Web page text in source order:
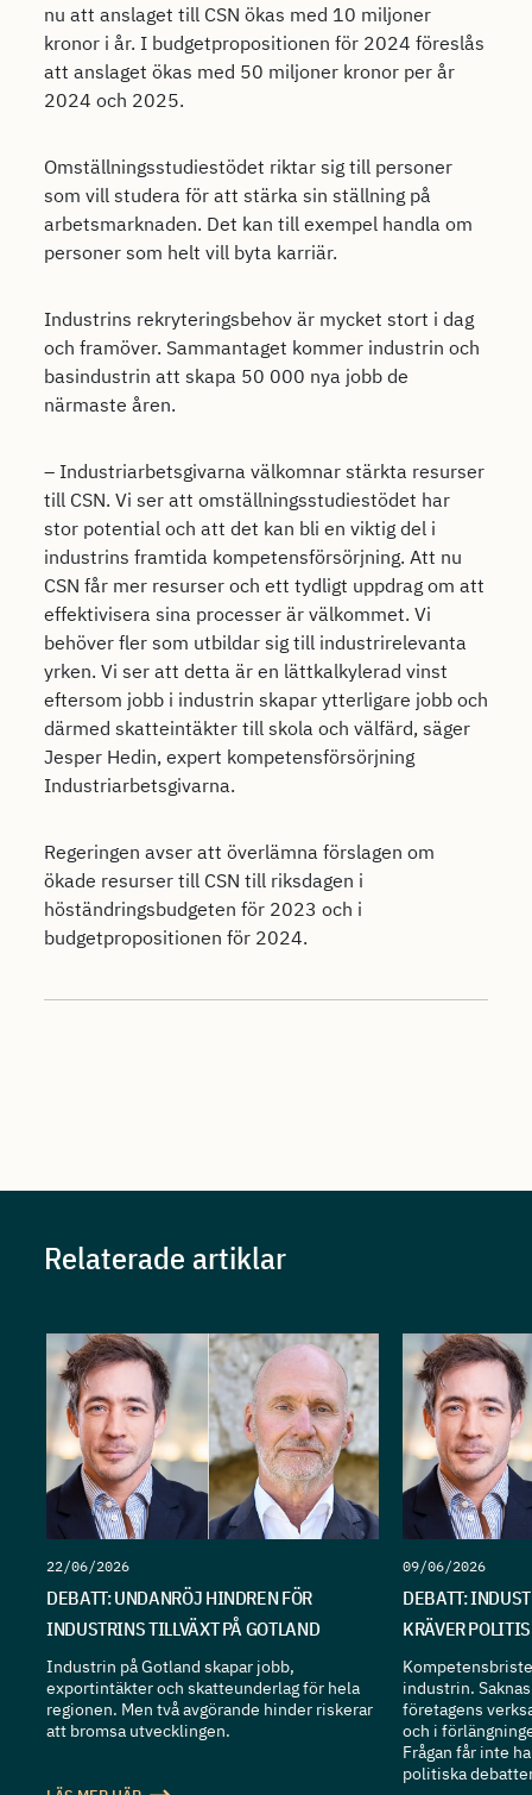
nu att anslaget till CSN ökas med 10 miljoner
kronor i år. I budgetpropositionen för 2024 föreslås
att anslaget ökas med 50 miljoner kronor per år
2024 och 2025.
Omställningsstudiestödet riktar sig till personer
som vill studera för att stärka sin ställning på
arbetsmarknaden. Det kan till exempel handla om
personer som helt vill byta karriär.
Industrins rekryteringsbehov är mycket stort i dag
och framöver. Sammantaget kommer industrin och
basindustrin att skapa 50 000 nya jobb de
närmaste åren.
– Industriarbetsgivarna välkomnar stärkta resurser
till CSN. Vi ser att omställningsstudiestödet har
stor potential och att det kan bli en viktig del i
industrins framtida kompetensförsörjning. Att nu
CSN får mer resurser och ett tydligt uppdrag om att
effektivisera sina processer är välkommet. Vi
behöver fler som utbildar sig till industrirelevanta
yrken. Vi ser att detta är en lättkalkylerad vinst
eftersom jobb i industrin skapar ytterligare jobb och
därmed skatteintäkter till skola och välfärd, säger
Jesper Hedin, expert kompetensförsörjning
Industriarbetsgivarna.
Regeringen avser att överlämna förslagen om
ökade resurser till CSN till riksdagen i
höständringsbudgeten för 2023 och i
budgetpropositionen för 2024.
Relaterade artiklar
22/06/2026
DEBATT: UNDANRÖJ HINDREN FÖR
INDUSTRINS TILLVÄXT PÅ GOTLAND
Industrin på Gotland skapar jobb,
exportintäkter och skatteunderlag för hela
regionen. Men två avgörande hinder riskerar
att bromsa utvecklingen.
09/06/2026
DEBATT:
KRÄVER
industrin.
företagens
och i
Frågan får inte
politiska